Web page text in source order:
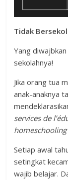
Tidak
Yang
sekolahnya!
Jika orang tua
anak-anaknya
services de
homeschooling
Setiap awal
setingkat
wajib belajar.